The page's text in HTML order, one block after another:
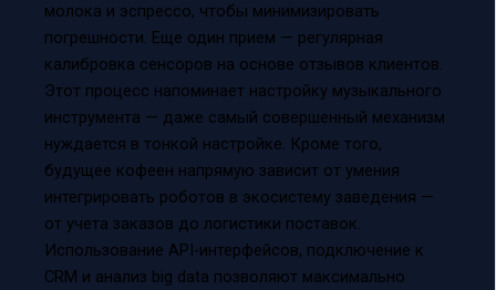
молока и эспрессо, чтобы минимизировать
погрешности. Еще один прием — регулярная
калибровка сенсоров на основе отзывов клиентов.
Этот процесс напоминает настройку музыкального
инструмента — даже самый совершенный механизм
нуждается в тонкой настройке. Кроме того,
будущее кофеен напрямую зависит от умения
интегрировать роботов в экосистему заведения —
от учета заказов до логистики поставок.
Использование API-интерфейсов, подключение к
CRM и анализ big data позволяют максимально